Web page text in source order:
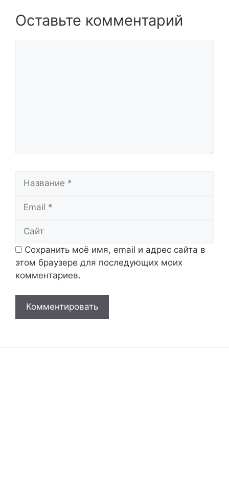
Оставьте комментарий
Сохранить моё имя, email и адрес сайта в
этом браузере для последующих моих
комментариев.